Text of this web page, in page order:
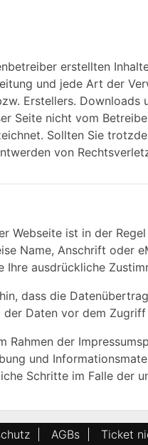
erstellten
und jede Art der
Erstellers.
Seite nicht vom
Sollten Sie
von
Webseite ist in der
Name, Anschrift oder
Ihre ausdrückliche
dass die
der Daten vor dem
Rahmen der
und
Schritte im Falle der
AGBs Ticket